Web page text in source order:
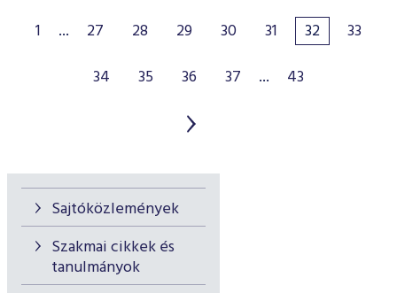
Sajtóközlemények
Szakmai cikkek és
tanulmányok
1 ... 27 28 29 30 31 32
33
34
35 36 37 ... 43